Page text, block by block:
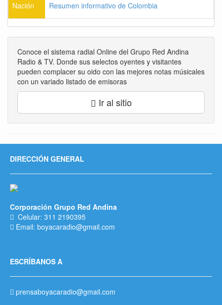
Nación Resumen informativo de Colombia
Conoce el sistema radial Online del Grupo Red Andina
Radio & TV. Donde sus selectos oyentes y visitantes
pueden complacer su oido con las mejores notas músicales
con un variado listado de emisoras
Ir al sitio
DIRECCIÓN GENERAL
Corporación Grupo Red Andina
Celular: 311 2190395
Email: boyacaradio@gmail.com
ESCRÍBANOS A
prensaboyacaradio@gmail.com